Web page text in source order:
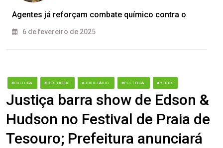
Agentes já reforçam combate químico contra o
6 de fevereiro de 2025
#CULTURA #DESTAQUE #JUDICIÁRIO #POLÍTICA #REDES
Justiça barra show de Edson &
Hudson no Festival de Praia de
Tesouro; Prefeitura anunciará